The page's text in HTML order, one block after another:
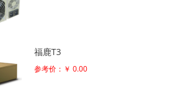
福鹿T3
参考价：￥ 0.00